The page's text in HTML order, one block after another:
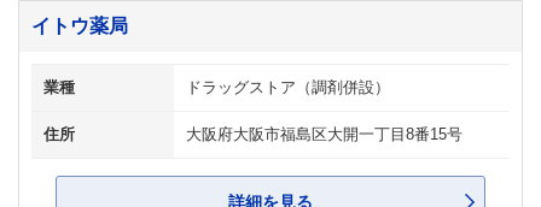
イトウ薬局
業種 ドラッグストア（調剤併設）
住所 大阪府大阪市福島区大開一丁目8番15号
詳細を見る